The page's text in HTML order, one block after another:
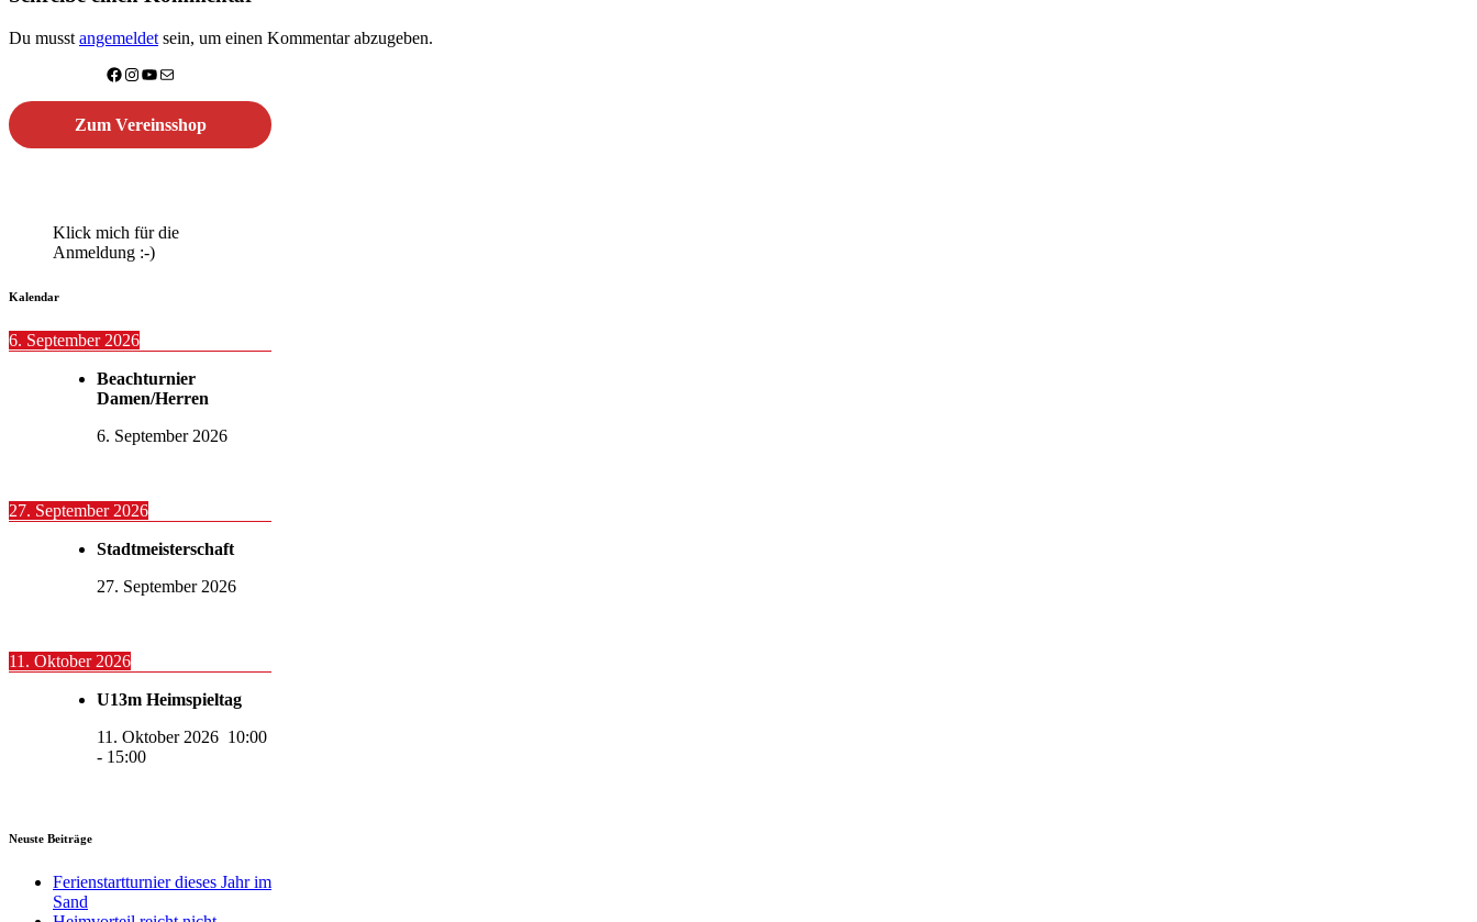
Du musst angemeldet sein, um einen Kommentar abzugeben.
Facebook
Instagram
YouTube
E-Mail
Zum Vereinsshop
Klick mich für die
Anmeldung :-)
Kalendar
6. September 2026
Beachturnier
Damen/Herren
6. September 2026
27. September 2026
Stadtmeisterschaft
27. September 2026
11. Oktober 2026
U13m Heimspieltag
11. Oktober 2026 10:00
- 15:00
Neuste Beiträge
Ferienstartturnier dieses Jahr im
Sand